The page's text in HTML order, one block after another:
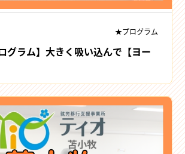
★プログラム
グラム】大きく吸い込んで【ヨー